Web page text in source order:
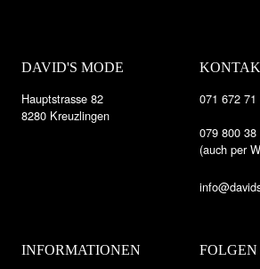
DAVID'S MODE
Hauptstrasse 82
8280 Kreuzlingen
071 672 71
079 800 38
(auch per
INFORMATIONEN FOLGEN